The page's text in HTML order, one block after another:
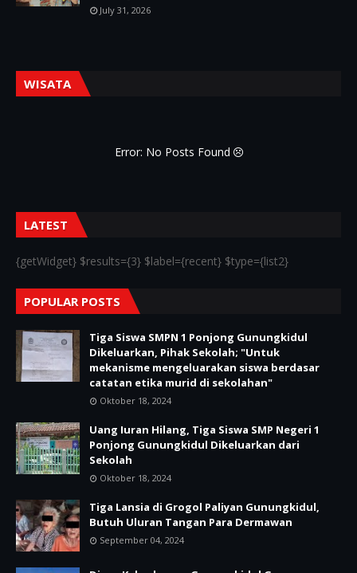
July 31, 2026
WISATA
Error: No Posts Found
LATEST
{getWidget} $results={3} $label={recent} $type={list2}
POPULAR POSTS
Tiga Siswa SMPN 1 Ponjong Gunungkidul
Dikeluarkan, Pihak Sekolah; "Untuk
mekanisme mengeluarakan siswa berdasar
catatan etika murid di sekolahan"
Oktober 18, 2024
Uang Iuran Hilang, Tiga Siswa SMP Negeri 1
Ponjong Gunungkidul Dikeluarkan dari
Sekolah
Oktober 18, 2024
Tiga Lansia di Grogol Paliyan Gunungkidul,
Butuh Uluran Tangan Para Dermawan
September 04, 2024